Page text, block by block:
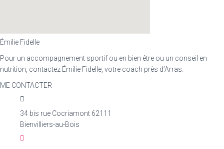
Émilie Fidelle
Pour un accompagnement sportif ou en bien être ou un conseil en
nutrition, contactez Émilie Fidelle, votre coach près d’Arras.
ME CONTACTER
34 bis rue Cocriamont 62111
Bienvilliers-au-Bois